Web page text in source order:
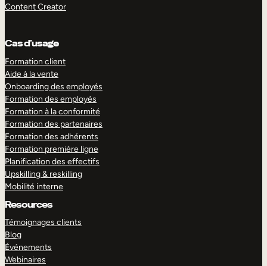
Content Creator
Cas d’usage
Formation client
Aide à la vente
Onboarding des employés
Formation des employés
Formation à la conformité
Formation des partenaires
Formation des adhérents
Formation première ligne
Planification des effectifs
Upskilling & reskilling
Mobilité interne
Resources
Témoignages clients
Blog
Événements
Webinaires